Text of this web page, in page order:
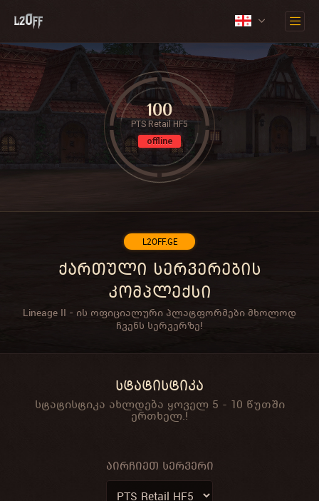
L2OFF.GE
ქართული სერვერების
კომპლექსი
Lineage II - ის ოფიციალური პლატფორმები მხოლოდ
ჩვენს სერვერზე!
100
PTS Retail HF5
offline
სტატისტიკა
სტატისტიკა ახლდება ყოველ 5 - 10 წუთში
ერთხელ.!
ᲐᲘᲠᲩᲘᲔᲗ ᲡᲔᲠᲕᲔᲠᲘ